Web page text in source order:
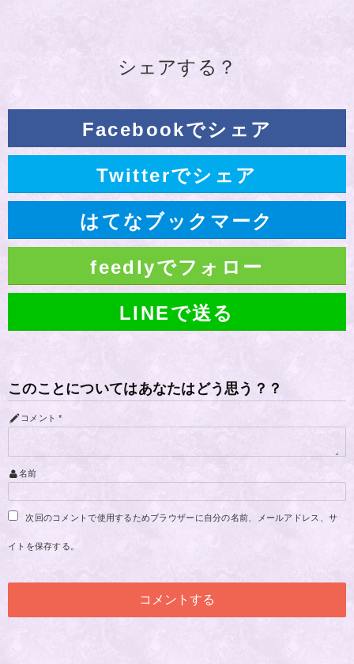
シェアする？
Facebookでシェア
Twitterでシェア
はてなブックマーク
feedlyでフォロー
LINEで送る
このことについてはあなたはどう思う？？
コメント *
名前
次回のコメントで使用するためブラウザーに自分の名前、メールアドレス、サ
イトを保存する。